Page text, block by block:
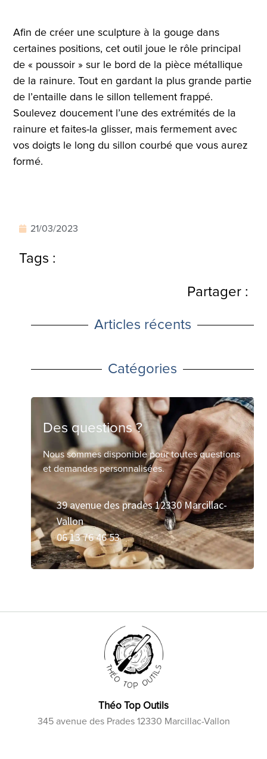
Afin de créer une sculpture à la gouge dans
certaines positions, cet outil joue le rôle principal
de « poussoir » sur le bord de la pièce métallique
de la rainure. Tout en gardant la plus grande partie
de l’entaille dans le sillon tellement frappé.
Soulevez doucement l’une des extrémités de la
rainure et faites-la glisser, mais fermement avec
vos doigts le long du sillon courbé que vous aurez
formé.
21/03/2023
Tags :
Partager :
Articles récents
Catégories
Des questions ?
Nous sommes disponible pour toutes questions
et demandes personnalisées.
39 avenue des prades 12330 Marcillac-
Vallon
06 13 76 46 53
Théo Top Outils
345 avenue des Prades 12330 Marcillac-Vallon